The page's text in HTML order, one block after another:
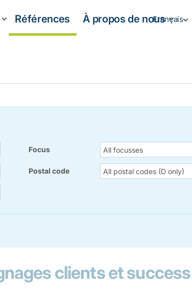
Français
Références À propos de nous
Focus All focusses
Postal code All postal codes (D only)
clients et